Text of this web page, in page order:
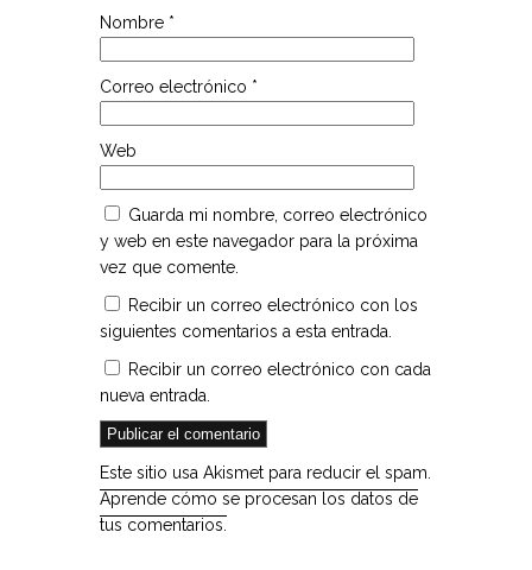
Nombre *
Correo electrónico *
Web
Guarda mi nombre, correo electrónico
y web en este navegador para la próxima
vez que comente.
Recibir un correo electrónico con los
siguientes comentarios a esta entrada.
Recibir un correo electrónico con cada
nueva entrada.
Este sitio usa Akismet para reducir el spam.
Aprende cómo se procesan los datos de
tus comentarios.